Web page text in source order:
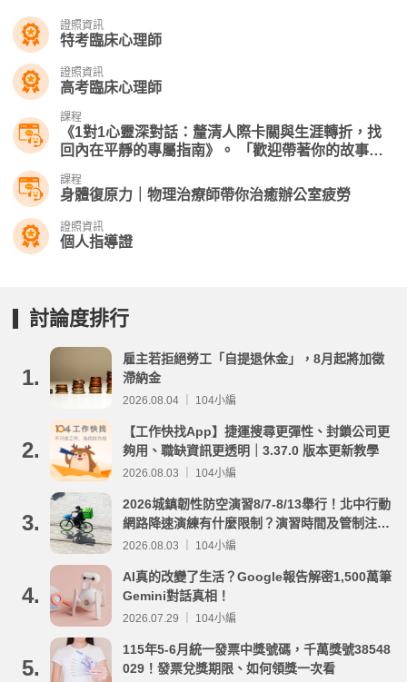
證照資訊
特考臨床心理師
證照資訊
高考臨床心理師
課程
《1對1心靈深對話：釐清人際卡關與生涯轉折，找
回內在平靜的專屬指南》。 「歡迎帶著你的故事與
課程
身體復原力｜物理治療師帶你治癒辦公室疲勞
證照資訊
個人指導證
討論度排行
1.
雇主若拒絕勞工「自提退休金」，8月起將加徵
滯納金
2026.08.04 ｜ 104小編
2.
【工作快找App】捷運搜尋更彈性、封鎖公司更
夠用、職缺資訊更透明｜3.37.0 版本更新教學
2026.08.03 ｜ 104小編
3.
2026城鎮韌性防空演習8/7-8/13舉行！北中行動
網路降速演練有什麼限制？演習時間及管制注意
事項整理
2026.08.03 ｜ 104小編
4.
AI真的改變了生活？Google報告解密1,500萬筆
Gemini對話真相！
2026.07.29 ｜ 104小編
5.
115年5-6月統一發票中獎號碼，千萬獎號38548
029！發票兌獎期限、如何領獎一次看